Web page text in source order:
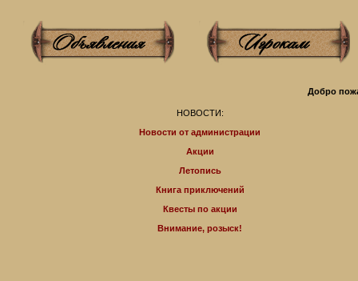
Добро
НОВОСТИ:
Новости от администрации
Акции
Летопись
Книга приключений
Квесты по акции
Внимание, розыск!